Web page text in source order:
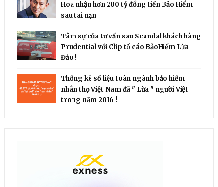
Hoa nhận hơn 200 tỷ đồng tiền Bảo Hiểm
sau tai nạn
Tâm sự của tư vấn sau Scandal khách hàng
Prudential với Clip tố cáo BảoHiểm Lừa
Đảo !
Thống kê số liệu toàn ngành bảo hiểm
nhân thọ Việt Nam đã " Lừa " người Việt
trong năm 2016 !